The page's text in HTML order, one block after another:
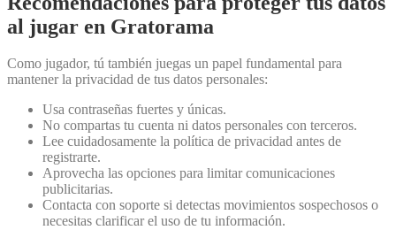
al jugar en Gratorama
Como jugador, tú también juegas un papel fundamental para
mantener la privacidad de tus datos personales:
Usa contraseñas fuertes y únicas.
No compartas tu cuenta ni datos personales con terceros.
Lee cuidadosamente la política de privacidad antes de
registrarte.
Aprovecha las opciones para limitar comunicaciones
publicitarias.
Contacta con soporte si detectas movimientos sospechosos o
necesitas clarificar el uso de tu información.